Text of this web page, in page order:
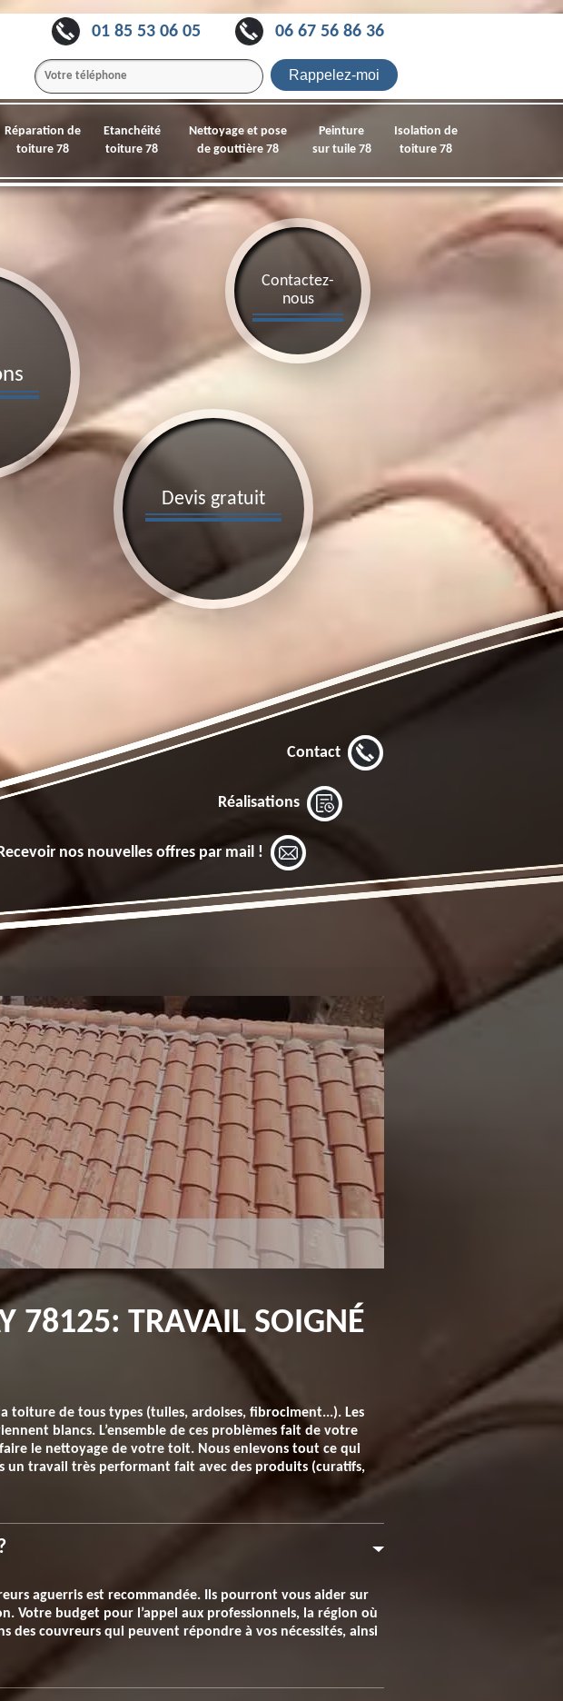
01 85 53 06 05 06 67 56 86 36
Réparation de
toiture 78
Etanchéité
toiture 78
Nettoyage et pose
de gouttière 78
Peinture
sur tuile 78
Isolation de
toiture 78
Devis gratuit
Contactez-
nous
Contact
Réalisations
nos nouvelles offres par mail !
78125: TRAVAIL SOIGNÉ
toiture de tous types (tuiles, ardoises, fibrociment...). Les
blancs. L’ensemble de ces problèmes fait de votre
le nettoyage de votre toit. Nous enlevons tout ce qui
un travail très performant fait avec des produits (curatifs,
aguerris est recommandée. Ils pourront vous aider sur
Votre budget pour l’appel aux professionnels, la région où
couvreurs qui peuvent répondre à vos nécessités, ainsi